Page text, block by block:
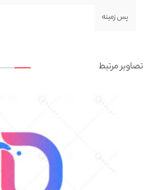
پس زمينه
تصاویر مرتبط